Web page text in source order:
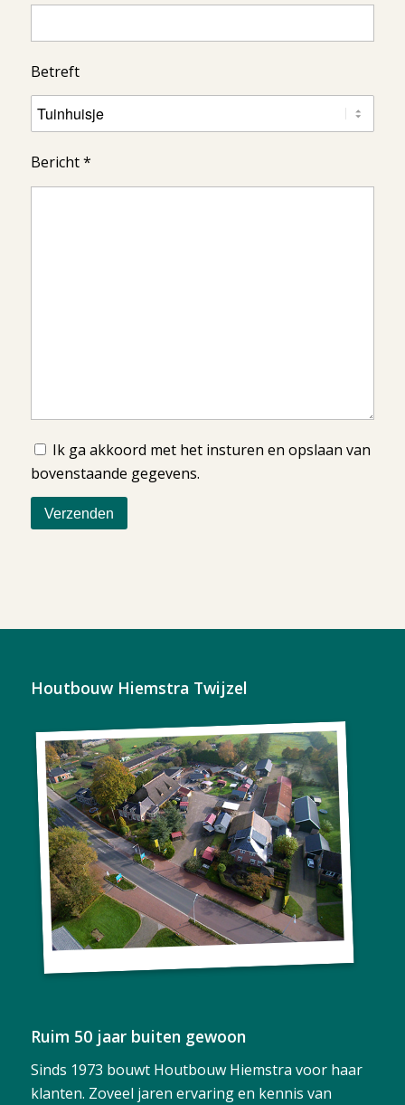
Betreft
Bericht *
Ik ga akkoord met het insturen en opslaan van
bovenstaande gegevens.
Houtbouw Hiemstra Twijzel
Ruim 50 jaar buiten gewoon
Sinds 1973 bouwt Houtbouw Hiemstra voor haar
klanten. Zoveel jaren ervaring en kennis van